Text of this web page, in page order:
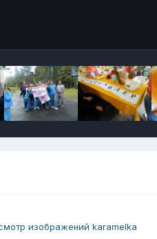
изображений karamelka